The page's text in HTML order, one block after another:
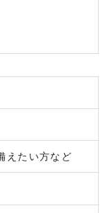
えたい方など